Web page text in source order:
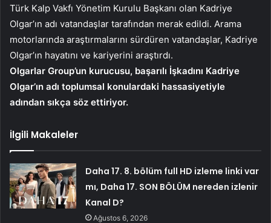
Türk Kalp Vakfı Yönetim Kurulu Başkanı olan Kadriye
Olgar’ın adı vatandaşlar tarafından merak edildi. Arama
motorlarında araştırmalarını sürdüren vatandaşlar, Kadriye
Olgar’ın hayatını ve kariyerini araştırdı.
Olgarlar Group’un kurucusu, başarılı İşkadını Kadriye
Olgar’ın adı toplumsal konulardaki hassasiyetiyle
adından sıkça söz ettiriyor.
İlgili Makaleler
Daha 17. 8. bölüm full HD izleme linki var
mı, Daha 17. SON BÖLÜM nereden izlenir
Kanal D?
Ağustos 6, 2026